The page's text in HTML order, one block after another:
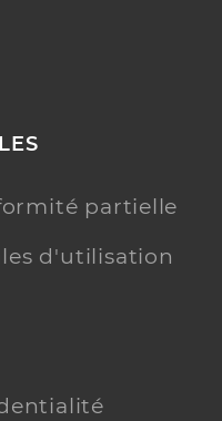
partielle
d'utilisation